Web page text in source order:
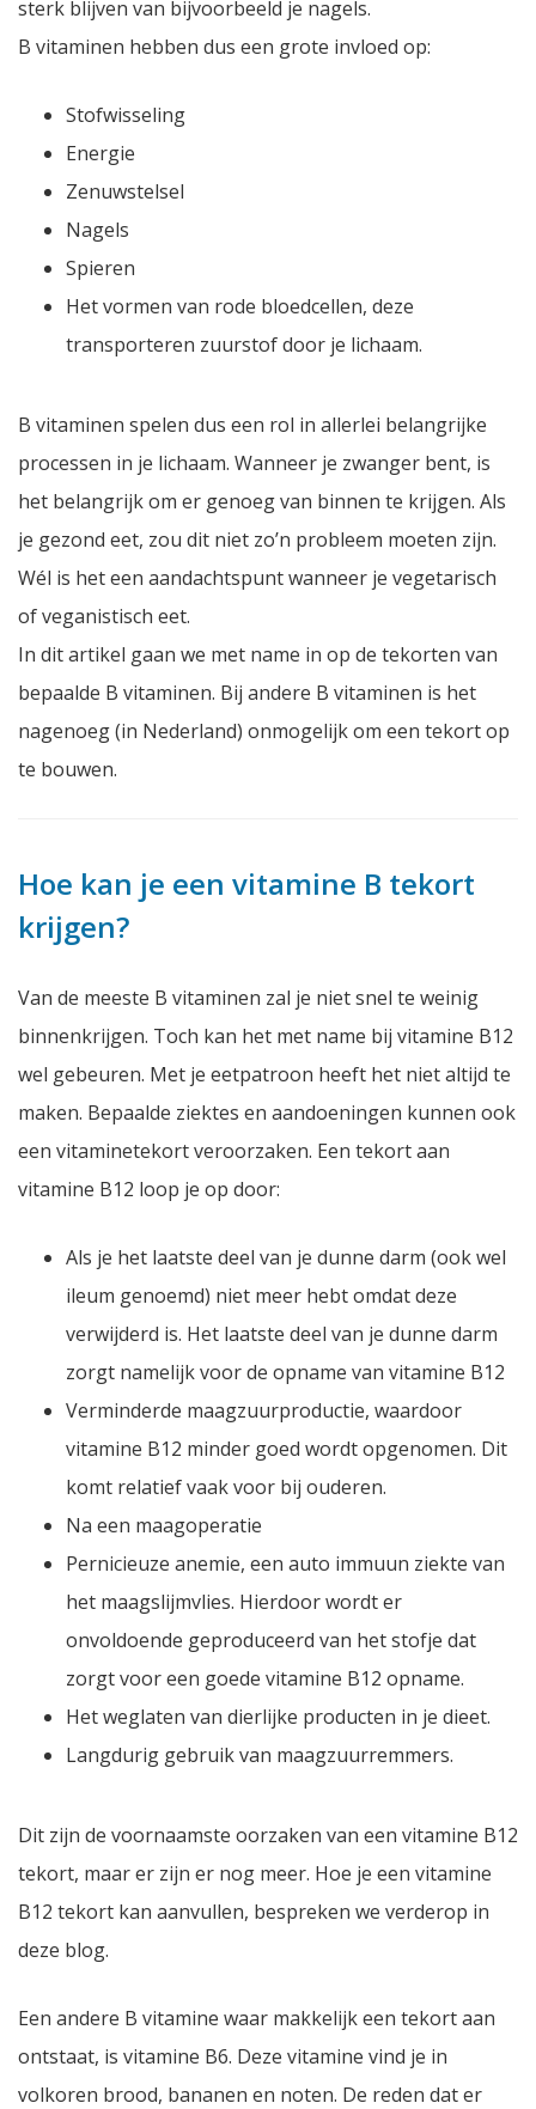
sterk blijven van bijvoorbeeld je nagels.
B vitaminen hebben dus een grote invloed op:
Stofwisseling
Energie
Zenuwstelsel
Nagels
Spieren
Het vormen van rode bloedcellen, deze
transporteren zuurstof door je lichaam.
B vitaminen spelen dus een rol in allerlei belangrijke
processen in je lichaam. Wanneer je zwanger bent, is
het belangrijk om er genoeg van binnen te krijgen. Als
je gezond eet, zou dit niet zo’n probleem moeten zijn.
Wél is het een aandachtspunt wanneer je vegetarisch
of veganistisch eet.
In dit artikel gaan we met name in op de tekorten van
bepaalde B vitaminen. Bij andere B vitaminen is het
nagenoeg (in Nederland) onmogelijk om een tekort op
te bouwen.
Hoe kan je een vitamine B tekort
krijgen?
Van de meeste B vitaminen zal je niet snel te weinig
binnenkrijgen. Toch kan het met name bij vitamine B12
wel gebeuren. Met je eetpatroon heeft het niet altijd te
maken. Bepaalde ziektes en aandoeningen kunnen ook
een vitaminetekort veroorzaken. Een tekort aan
vitamine B12 loop je op door:
Als je het laatste deel van je dunne darm (ook wel
ileum genoemd) niet meer hebt omdat deze
verwijderd is. Het laatste deel van je dunne darm
zorgt namelijk voor de opname van vitamine B12
Verminderde maagzuurproductie, waardoor
vitamine B12 minder goed wordt opgenomen. Dit
komt relatief vaak voor bij ouderen.
Na een maagoperatie
Pernicieuze anemie, een auto immuun ziekte van
het maagslijmvlies. Hierdoor wordt er
onvoldoende geproduceerd van het stofje dat
zorgt voor een goede vitamine B12 opname.
Het weglaten van dierlijke producten in je dieet.
Langdurig gebruik van maagzuurremmers.
Dit zijn de voornaamste oorzaken van een vitamine B12
tekort, maar er zijn er nog meer. Hoe je een vitamine
B12 tekort kan aanvullen, bespreken we verderop in
deze blog.
Een andere B vitamine waar makkelijk een tekort aan
ontstaat, is vitamine B6. Deze vitamine vind je in
volkoren brood, bananen en noten. De reden dat er